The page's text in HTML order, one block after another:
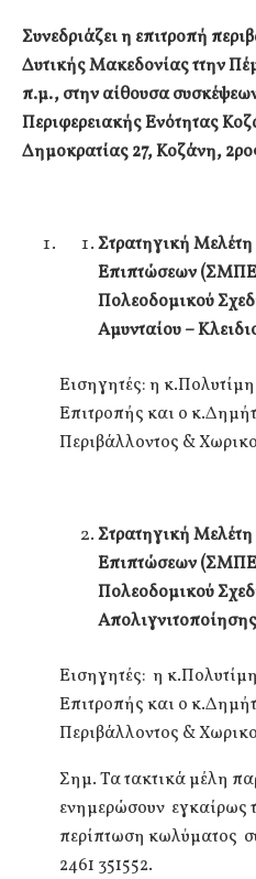
Συνεδριάζει η επιτροπή
Δυτικής Μακεδονίας ττην
π.μ., στην αίθουσα συσκέψεων
Περιφερειακής Ενότητας
Δημοκρατίας 27, Κοζάνη,
Στρατηγική
Επιπτώσεων
Πολεοδομικού
Αμυνταίου –
Εισηγητές: η
Επιτροπής και ο
Περιβάλλοντος &
Στρατηγική
Επιπτώσεων
Πολεοδομικού
Εισηγητές: η
Επιτροπής και ο
Περιβάλλοντος &
Σημ. Τα τακτικά μέλη
ενημερώσουν εγκαίρως
περίπτωση κωλύματος
2461 351552.